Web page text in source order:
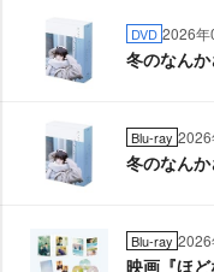
DVD 2026年
冬のなん
Blu-ray
冬のなん
Blu-ray
映画『ほ